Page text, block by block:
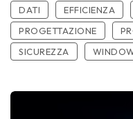
DATI
EFFICIENZA
PROGETTAZIONE
SICUREZZA